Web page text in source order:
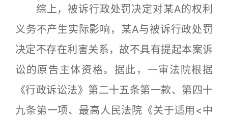
综上，被诉行政处罚决定对某A的权利
义务不产生实际影响，某A与被诉行政处罚
决定不存在利害关系，故不具有提起本案诉
讼的原告主体资格。据此，一审法院根据
《行政诉讼法》第二十五条第一款、第四十
九条第一项、最高人民法院《关于适用<中